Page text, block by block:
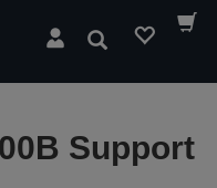
Sök
Support